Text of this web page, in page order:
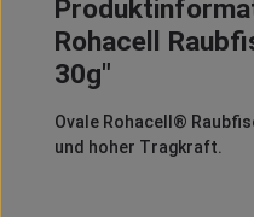
Rohacell
30g"
Ovale Rohacell®
und hoher Tragkraft.